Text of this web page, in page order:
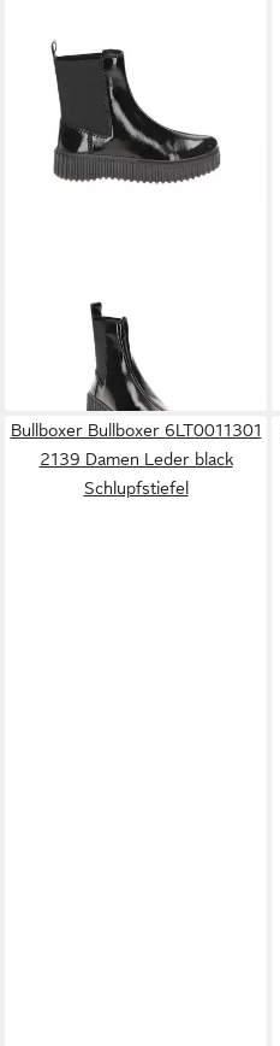
26185509 4 Stiefel
ab 109,66 € UVP
Bullboxer Bullboxer 6LT0011301
2139 Damen Leder black
Schlupfstiefel